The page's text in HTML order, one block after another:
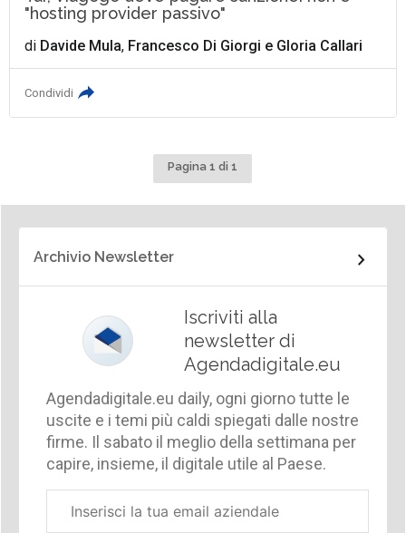
"hosting provider passivo"
di Davide Mula, Francesco Di Giorgi e Gloria Callari
Condividi
Pagina 1 di 1
Archivio Newsletter
Iscriviti alla
newsletter di
Agendadigitale.eu
Agendadigitale.eu daily, ogni giorno tutte le
uscite e i temi più caldi spiegati dalle nostre
firme. Il sabato il meglio della settimana per
capire, insieme, il digitale utile al Paese.
aziendale